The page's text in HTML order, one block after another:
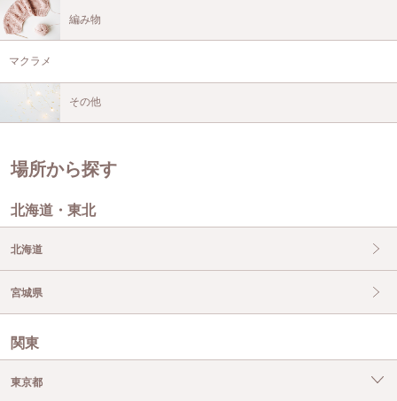
編み物
マクラメ
その他
場所から探す
北海道・東北
北海道
宮城県
関東
東京都